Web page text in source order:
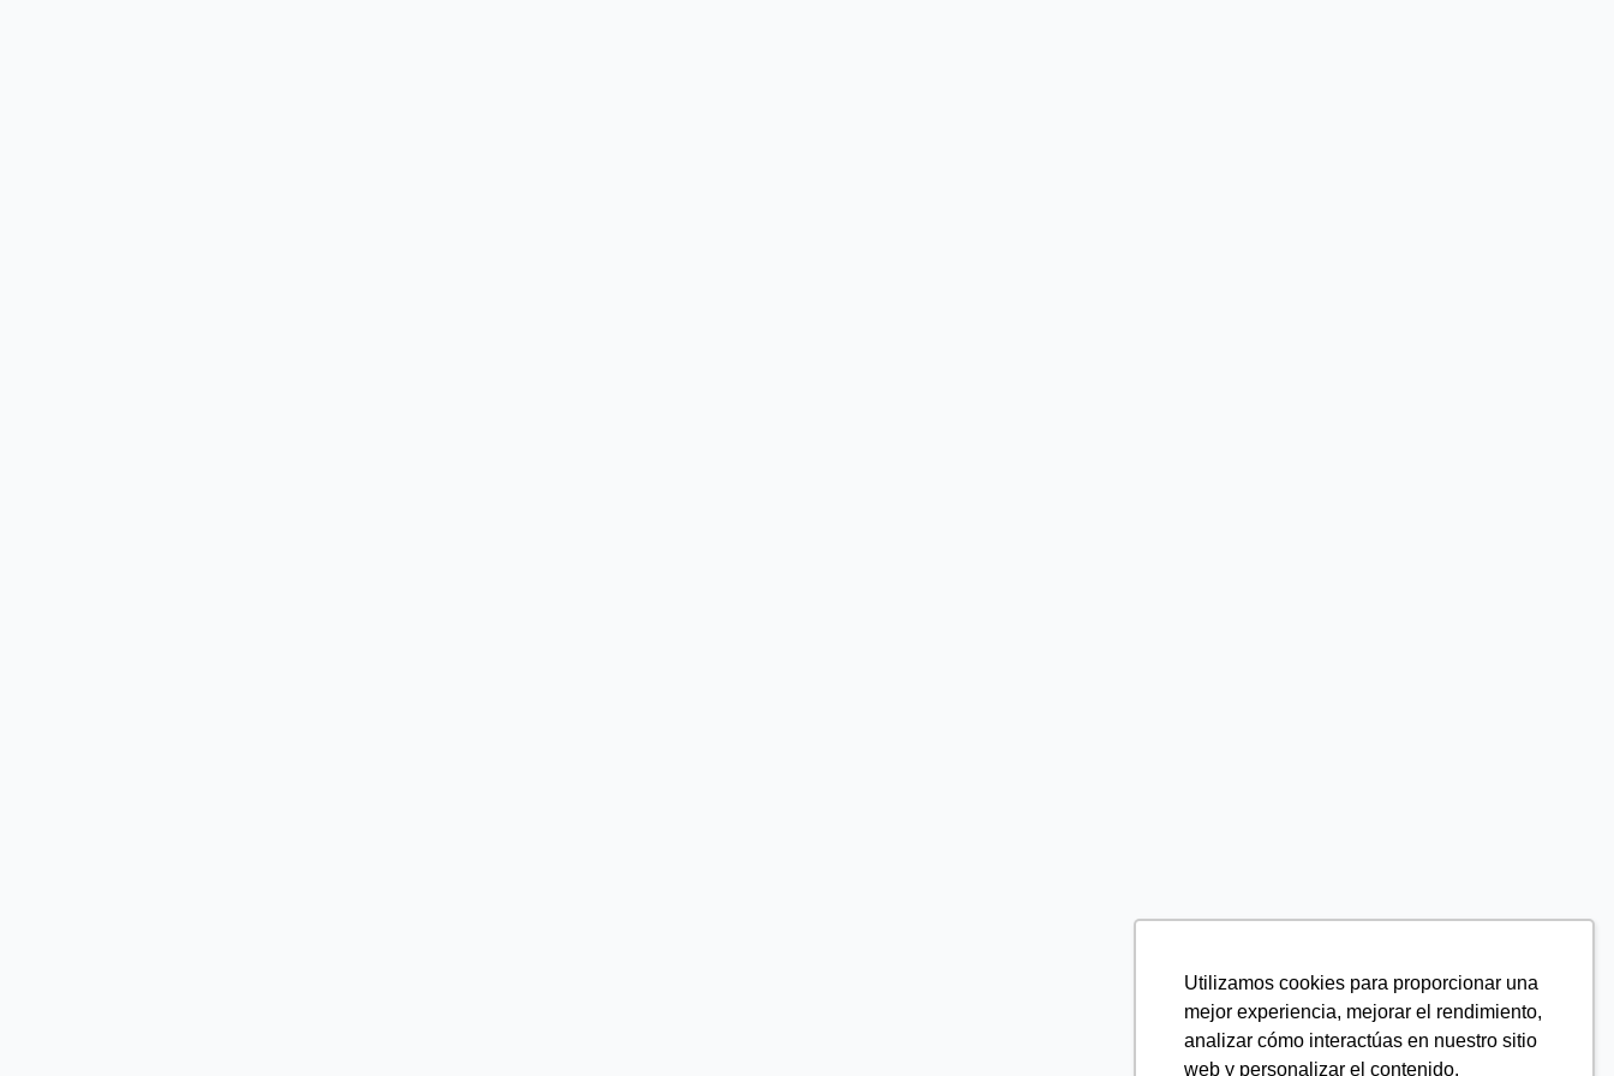
Utilizamos cookies para proporcionar una
mejor experiencia, mejorar el rendimiento,
analizar cómo interactúas en nuestro sitio
web y personalizar el contenido.